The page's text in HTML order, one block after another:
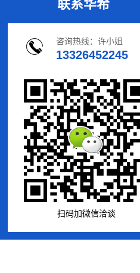
联系华希
咨询热线：许小姐
13326452245
扫码加微信洽谈